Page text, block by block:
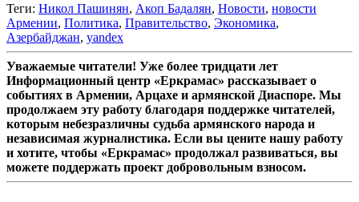
Теги: Никол Пашинян, Акоп Бадалян, Новости, новости
Армении, Политика, Правительство, Экономика,
Азербайджан, yandex
Уважаемые читатели! Уже более тридцати лет
Информационный центр «Еркрамас» рассказывает о
событиях в Армении, Арцахе и армянской Диаспоре. Мы
продолжаем эту работу благодаря поддержке читателей,
которым небезразличны судьба армянского народа и
независимая журналистика. Если вы цените нашу работу
и хотите, чтобы «Еркрамас» продолжал развиваться, вы
можете поддержать проект добровольным взносом.